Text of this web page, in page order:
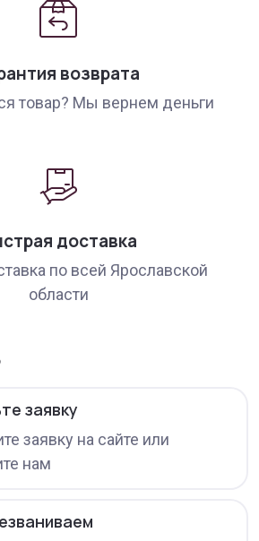
возврата
товар? Мы вернем деньги
доставка
по всей Ярославской
области
заявку
заявку на сайте или
нам